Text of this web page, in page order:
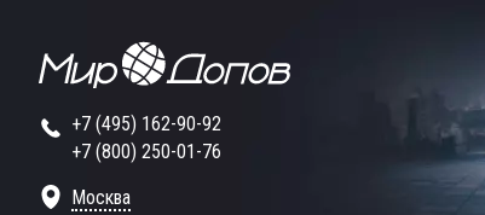
+7 (495) 162-90-92
+7 (800) 250-01-76
Москва